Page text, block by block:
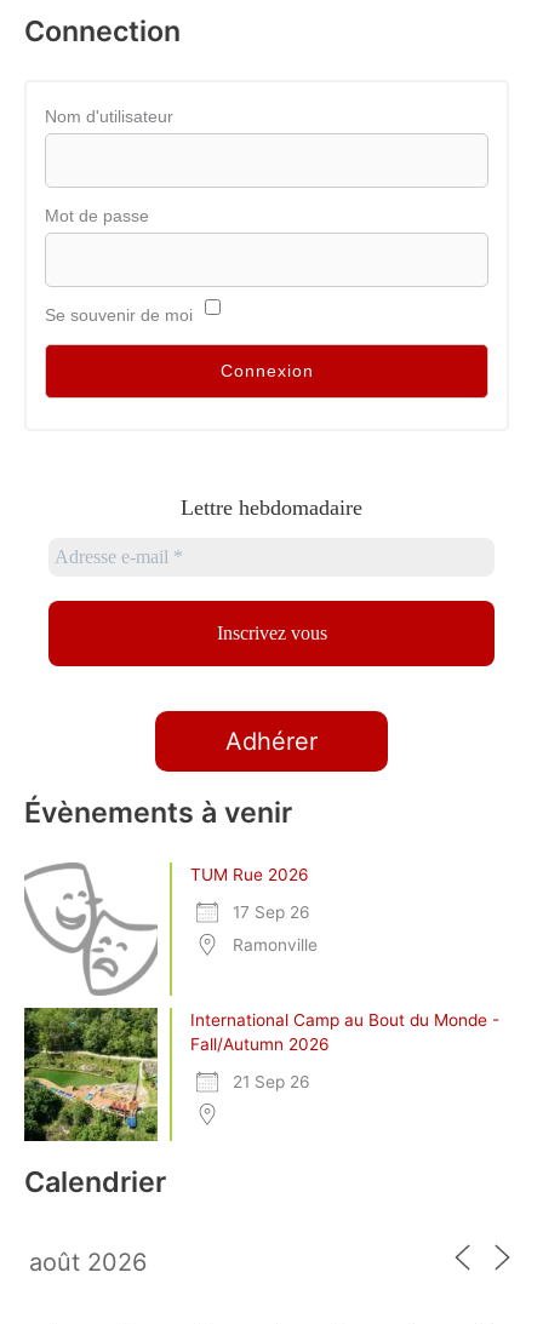
Connection
Nom d'utilisateur
Mot de passe
Se souvenir de moi
Lettre hebdomadaire
Adhérer
Évènements à venir
TUM Rue 2026
17 Sep 26
Ramonville
International Camp au Bout du Monde -
Fall/Autumn 2026
21 Sep 26
Calendrier